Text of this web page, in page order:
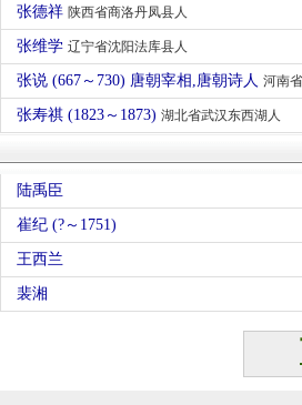
张德祥 陕西省商洛丹凤县人
张维学 辽宁省沈阳法库县人
张说 (667～730) 唐朝宰相,唐朝诗人 河南
张寿祺 (1823～1873) 湖北省武汉东西湖人
陆禹臣
崔纪 (?～1751)
王西兰
裴湘